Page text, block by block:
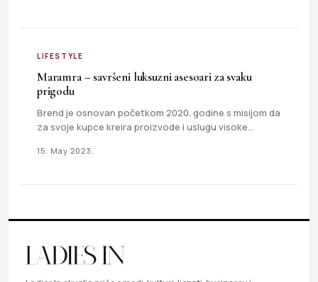
LIFESTYLE
Maramra – savršeni luksuzni asesoari za svaku
prigodu
Brend je osnovan početkom 2020. godine s misijom da
za svoje kupce kreira proizvode i uslugu visoke
15. May 2023.